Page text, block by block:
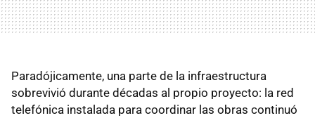
Paradójicamente, una parte de la infraestructura
sobrevivió durante décadas al propio proyecto: la red
telefónica instalada para coordinar las obras continuó